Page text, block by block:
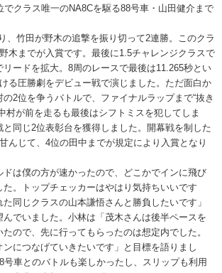
でクラス唯一のNA8Cを駆る88号車・山田健介まで
、竹田が野木の追撃を振り切って2連勝。このクラ
木までが入賞です。最後に1.5チャレンジクラスで
リードを拡大。8周のレースで最後は11.265秒とい
る圧勝劇をデビュー戦で演じました。ただ面白か
2位を争うバトルで、ファイナルラップまで“抜き
村が前を走るも最後はシフトミスを犯してしま
と同じ2位表彰台を獲得しました。開幕戦を制した
んじて、4位の田中までが規定により入賞となり
ドは僕の方が速かったので、どこかでインに飛び
。トップチェッカーはやはり気持ちいいです
同じクラスの山本謙悟さんと勝負したいです」
んでいました。小林は「茂木さんは後半ペースを
ので、先に行ってもらったのは想定内でした。
につなげていきたいです」と目標を語りまし
号車とのバトルも楽しかったし、スリップも利用